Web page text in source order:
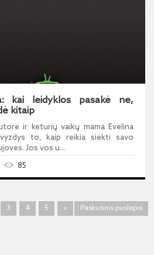
kai leidyklos pasakė ne,
kitaip
ir keturių vaikų mama Evelina
to, kaip reikia siekti savo
Jos vos u...
85
3 4 5 » Paskutinis puslapis